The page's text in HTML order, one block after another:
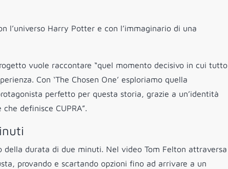
l’universo Harry Potter e con l’immaginario di una
vuole raccontare “quel momento decisivo in cui tutto
Con ‘The Chosen One’ esploriamo quella
perfetto per questa storia, grazie a un’identità
definisce CUPRA”.
durata di due minuti. Nel video Tom Felton attraversa
provando e scartando opzioni fino ad arrivare a un